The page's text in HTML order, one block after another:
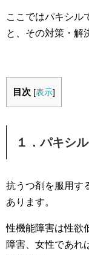
ここではパキシル
と、その対策・解
目次 [表示]
１．パキシ
抗うつ剤を服用す
あります。
性機能障害は性欲
障害、女性であれ